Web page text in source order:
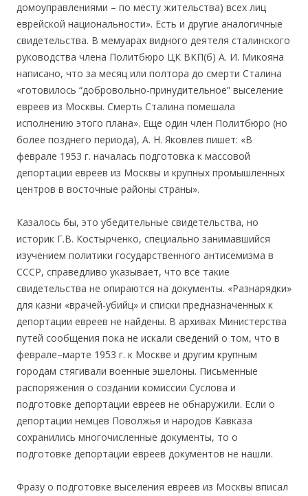
домоуправлениями – по месту жительства) всех лиц
еврейской национальности». Есть и другие аналогичные
свидетельства. В мемуарах видного деятеля сталинского
руководства члена Политбюро ЦК ВКП(б) А. И. Микояна
написано, что за месяц или полтора до смерти Сталина
«готовилось “добровольно-принудительное” выселение
евреев из Москвы. Смерть Сталина помешала
исполнению этого плана». Еще один член Политбюро (но
более позднего периода), А. Н. Яковлев пишет: «В
феврале 1953 г. началась подготовка к массовой
депортации евреев из Москвы и крупных промышленных
центров в восточные районы страны».
Казалось бы, это убедительные свидетельства, но
историк Г.В. Костырченко, специально занимавшийся
изучением политики государственного антисемизма в
СССР, справедливо указывает, что все такие
свидетельства не опираются на документы. «Разнарядки»
для казни «врачей-убийц» и списки предназначенных к
депортации евреев не найдены. В архивах Министерства
путей сообщения пока не искали сведений о том, что в
феврале–марте 1953 г. к Москве и другим крупным
городам стягивали военные эшелоны. Письменные
распоряжения о создании комиссии Суслова и
подготовке депортации евреев не обнаружили. Если о
депортации немцев Поволжья и народов Кавказа
сохранились многочисленные документы, то о
подготовке депортации евреев документов не нашли.
Фразу о подготовке выселения евреев из Москвы вписал